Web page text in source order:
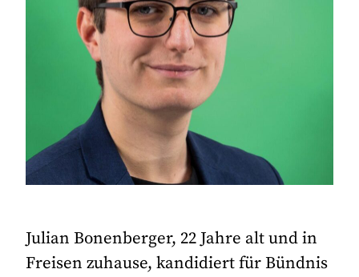
Julian Bonenberger, 22 Jahre alt und in
Freisen zuhause, kandidiert für Bündnis